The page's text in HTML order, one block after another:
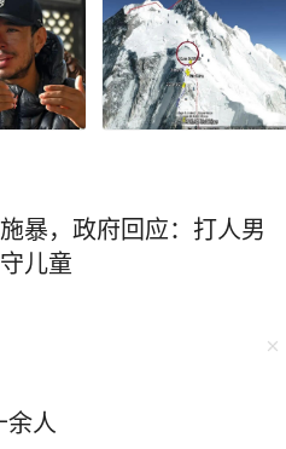
在网络求助，警方于凌晨5时
察署正调查具体经过和死
，就是与偶像ENHYPEN的
区。 截至目前，ENHYPEN
事件曝光后，大量网友对网
，避免让网络暴力成为压
武律师发文：人们常说，
追星时的一点争议；但真
入座了，锁定了Mina。于
暴，政府回应：打人男
儿童
余人